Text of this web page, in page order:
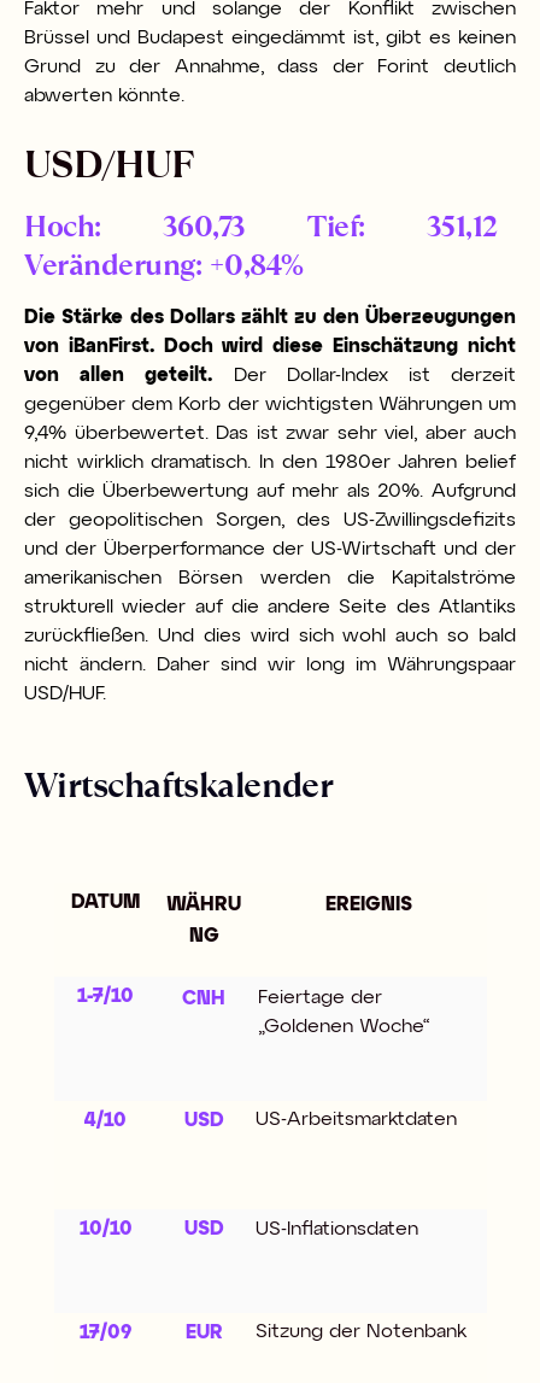
Faktor mehr und solange der Konflikt zwischen
Brüssel und Budapest eingedämmt ist, gibt es keinen
Grund zu der Annahme, dass der Forint deutlich
abwerten könnte.
USD/HUF
Hoch: 360,73 Tief: 351,12
Veränderung: +0,84%
Die Stärke des Dollars zählt zu den Überzeugungen
von iBanFirst. Doch wird diese Einschätzung nicht
von allen geteilt.
Der Dollar-Index ist derzeit
gegenüber dem Korb der wichtigsten Währungen um
9,4% überbewertet. Das ist zwar sehr viel, aber auch
nicht wirklich dramatisch. In den 1980er Jahren belief
sich die Überbewertung auf mehr als 20%. Aufgrund
der geopolitischen Sorgen, des US-Zwillingsdefizits
und der Überperformance der US-Wirtschaft und der
amerikanischen Börsen werden die Kapitalströme
strukturell wieder auf die andere Seite des Atlantiks
zurückfließen. Und dies wird sich wohl auch so bald
nicht ändern. Daher sind wir long im Währungspaar
USD/HUF.
Wirtschaftskalender
DATUM
WÄHRU
NG
EREIGNIS
1-7/10 CNH
Feiertage der
„Goldenen Woche“
4/10 USD US-Arbeitsmarktdaten
10/10 USD US-Inflationsdaten
17/09 EUR Sitzung der Notenbank